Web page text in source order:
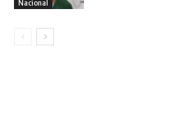
Nacional